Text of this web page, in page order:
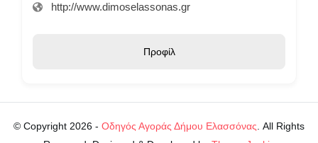
http://www.dimoselassonas.gr
Προφίλ
© Copyright 2026 - Οδηγός Αγοράς Δήμου Ελασσόνας . All Rights